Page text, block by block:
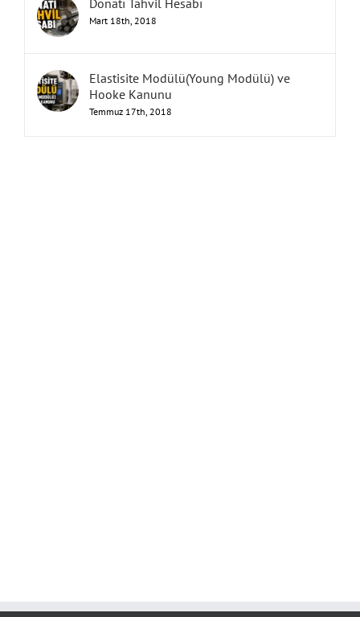
Donatı Tahvil Hesabı
Mart 18th, 2018
Elastisite Modülü(Young Modülü) ve
Hooke Kanunu
Temmuz 17th, 2018